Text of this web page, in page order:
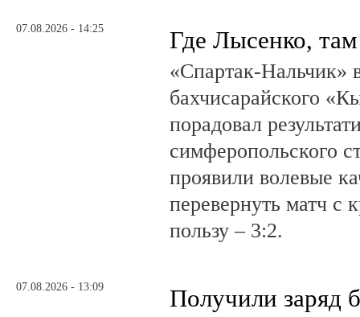
07.08.2026 - 14:25 Где Лысенко,
«Спартак-Нальчик»
бахчисарайского
порадовал
симферопольского
проявили волевые
перевернуть матч с
пользу – 3:2.
07.08.2026 - 13:09 Получили заряд